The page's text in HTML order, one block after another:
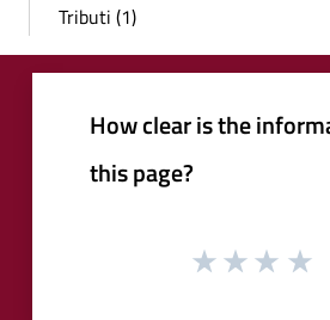
Tributi (1)
How clear is the
this page?